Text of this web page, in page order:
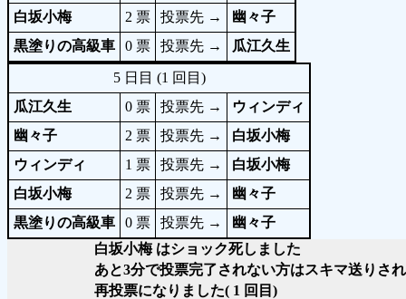
白坂小梅
2 票 投票先 →
幽々子
黒塗りの高級車
0 票 投票先 → 瓜江久生
5 日目 (1 回目)
瓜江久生
0 票 投票先 →
ウィンディ
幽々子
2 票 投票先 →
白坂小梅
ウィンディ
1 票 投票先 →
白坂小梅
白坂小梅
2 票 投票先 →
幽々子
黒塗りの高級車
0 票 投票先 →
幽々子
白坂小梅 はショック死しました
あと3分で投票完了されない方はスキマ送りさ
再投票になりました( 1 回目)